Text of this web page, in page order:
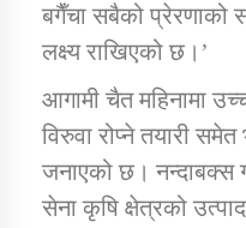
बगैँचा सबैको प्रेरणाको
लक्ष्य राखिएको छ।’
आगामी चैत महिनामा
विरुवा रोप्ने तयारी
जनाएको छ। नन्दाबक्स
सेना कृषि क्षेत्रको